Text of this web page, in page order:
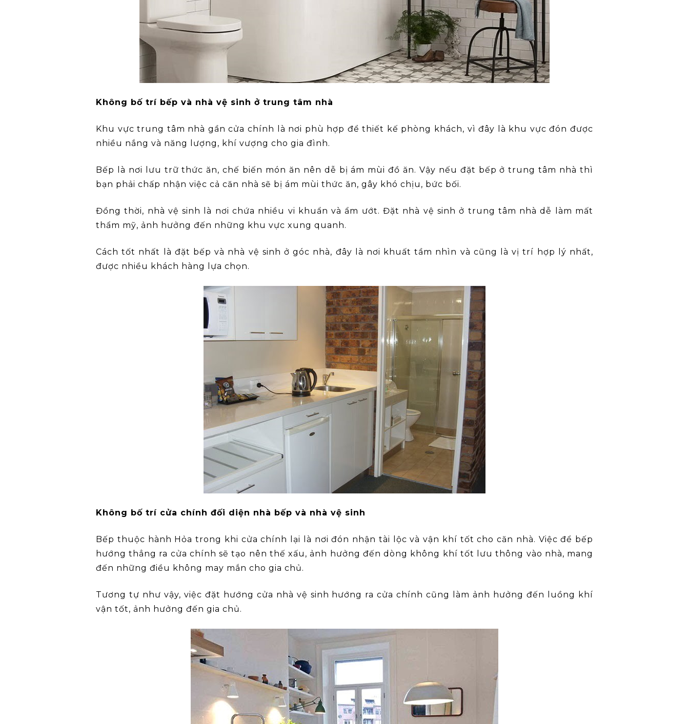
Không bố trí bếp và nhà vệ sinh ở trung tâm nhà
Khu vực trung tâm nhà gần cửa chính là nơi phù hợp để thiết kế phòng khách, vì đây là khu vực đón được
nhiều nắng và năng lượng, khí vượng cho gia đình.
Bếp là nơi lưu trữ thức ăn, chế biến món ăn nên dễ bị ám mùi đồ ăn. Vậy nếu đặt bếp ở trung tâm nhà thì
bạn phải chấp nhận việc cả căn nhà sẽ bị ám mùi thức ăn, gây khó chịu, bức bối.
Đồng thời, nhà vệ sinh là nơi chứa nhiều vi khuẩn và ẩm ướt. Đặt nhà vệ sinh ở trung tâm nhà dễ làm mất
thẩm mỹ, ảnh hưởng đến những khu vực xung quanh.
Cách tốt nhất là đặt bếp và nhà vệ sinh ở góc nhà, đây là nơi khuất tầm nhìn và cũng là vị trí hợp lý nhất,
được nhiều khách hàng lựa chọn.
Không bố trí cửa chính đối diện nhà bếp và nhà vệ sinh
Bếp thuộc hành Hỏa trong khi cửa chính lại là nơi đón nhận tài lộc và vận khí tốt cho căn nhà. Việc để bếp
hướng thẳng ra cửa chính sẽ tạo nên thế xấu, ảnh hưởng đến dòng không khí tốt lưu thông vào nhà, mang
đến những điều không may mắn cho gia chủ.
Tương tự như vậy, việc đặt hướng cửa nhà vệ sinh hướng ra cửa chính cũng làm ảnh hưởng đến luồng khí
vận tốt, ảnh hưởng đến gia chủ.